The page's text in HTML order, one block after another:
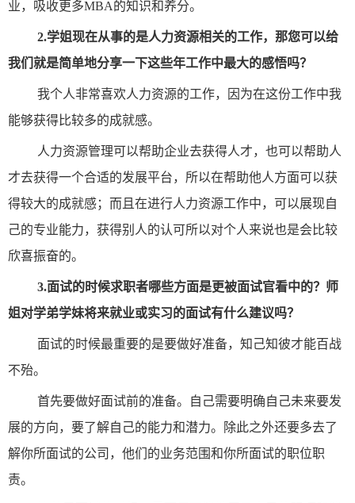
业，吸收更多MBA的知识和养分。
2.学姐现在从事的是人力资源相关的工作，那您可以给
我们就是简单地分享一下这些年工作中最大的感悟吗？
我个人非常喜欢人力资源的工作，因为在这份工作中我
能够获得比较多的成就感。
人力资源管理可以帮助企业去获得人才，也可以帮助人
才去获得一个合适的发展平台，所以在帮助他人方面可以获
得较大的成就感；而且在进行人力资源工作中，可以展现自
己的专业能力，获得别人的认可所以对个人来说也是会比较
欣喜振奋的。
3.面试的时候求职者哪些方面是更被面试官看中的？师
姐对学弟学妹将来就业或实习的面试有什么建议吗？
面试的时候最重要的是要做好准备，知己知彼才能百战
不殆。
首先要做好面试前的准备。自己需要明确自己未来要发
展的方向，要了解自己的能力和潜力。除此之外还要多去了
解你所面试的公司，他们的业务范围和你所面试的职位职
责。